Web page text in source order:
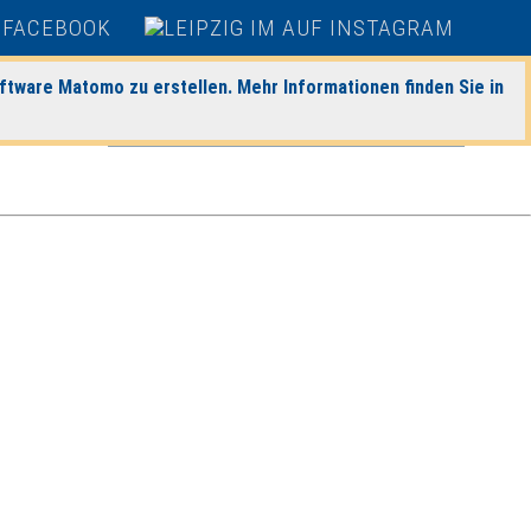
Matomo zu erstellen. Mehr Informationen finden Sie in
heute|morgen|Detaillierte Suche